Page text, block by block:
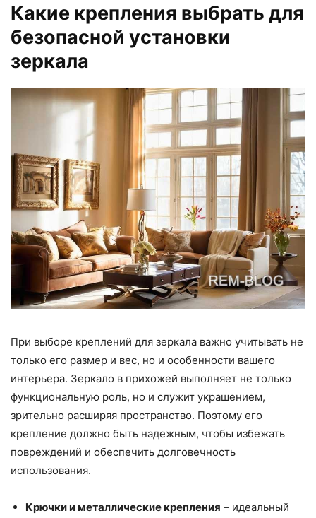
Какие крепления выбрать для
безопасной установки
зеркала
При выборе креплений для зеркала важно учитывать не
только его размер и вес, но и особенности вашего
интерьера. Зеркало в прихожей выполняет не только
функциональную роль, но и служит украшением,
зрительно расширяя пространство. Поэтому его
крепление должно быть надежным, чтобы избежать
повреждений и обеспечить долговечность
использования.
Крючки и металлические крепления – идеальный